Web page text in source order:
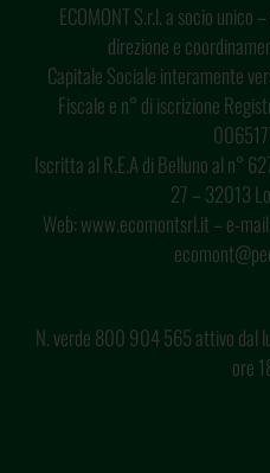
ECOMONT S.r.l. a socio unico
direzione e
Capitale Sociale interamente
Fiscale e n° di iscrizione
Iscritta al R.E.A di Belluno al n°
27 – 32013
Web: www.ecomontsrl.it – e-
N. verde 800 904 565 attivo dal
ore